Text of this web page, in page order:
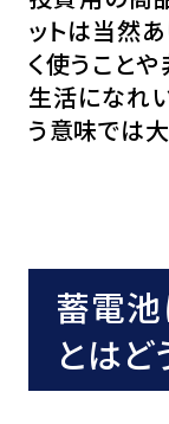
ットは当然
く使うこと
生活になれ
う意味では大
蓄電
とはど